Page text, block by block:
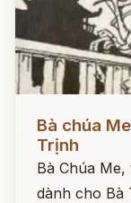
Bà chúa
Trịnh
Bà Chúa
dành cho Bà